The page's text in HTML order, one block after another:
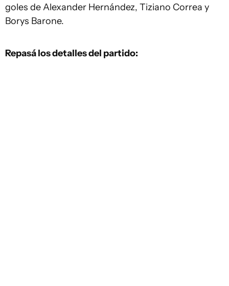
goles de Alexander Hernández, Tiziano Correa y
Borys Barone.
Repasá los detalles del partido: